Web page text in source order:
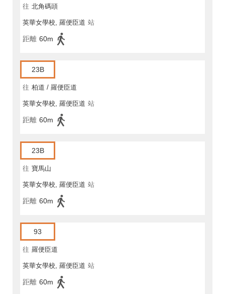
往 北角碼頭
英華女學校, 羅便臣道 站
距離 60m
23B
往 柏道 / 羅便臣道
英華女學校, 羅便臣道 站
距離 60m
23B
往 寶馬山
英華女學校, 羅便臣道 站
距離 60m
93
往 羅便臣道
英華女學校, 羅便臣道 站
距離 60m